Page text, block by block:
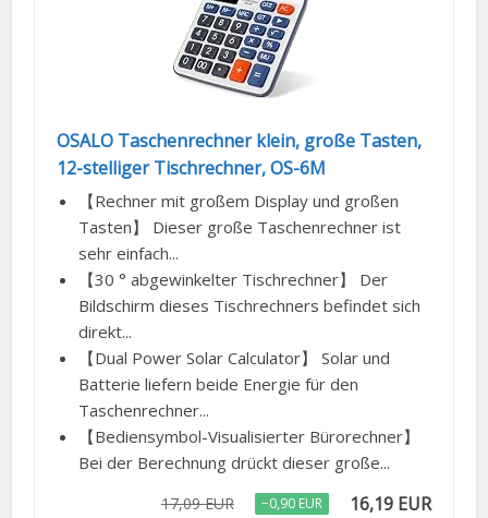
OSALO Taschenrechner klein, große Tasten,
12-stelliger Tischrechner, OS-6M
【Rechner mit großem Display und großen
Tasten】 Dieser große Taschenrechner ist
sehr einfach...
【30 ° abgewinkelter Tischrechner】 Der
Bildschirm dieses Tischrechners befindet sich
direkt...
【Dual Power Solar Calculator】 Solar und
Batterie liefern beide Energie für den
Taschenrechner...
【Bediensymbol-Visualisierter Bürorechner】
Bei der Berechnung drückt dieser große...
17,09 EUR −0,90 EUR 16,19 EUR